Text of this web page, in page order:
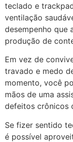
teclado e
ventilação
desempenho que
produção de
Em vez de
travado e medo
momento, você
mãos de uma
defeitos crônicos
Se fizer sentido
é possível